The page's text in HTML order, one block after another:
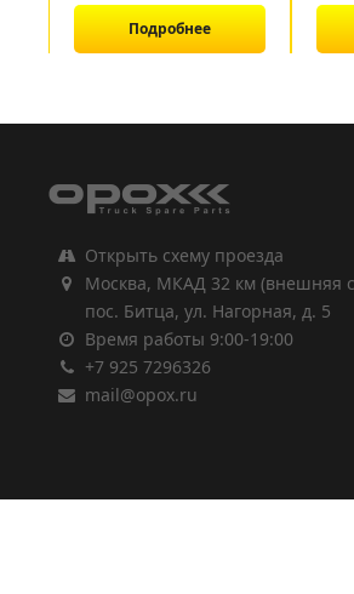
Подробнее
Открыть схему проезда
Москва, МКАД 32 км (внешняя
пос. Битца, ул. Нагорная, д. 5
Время работы 9:00-19:00
+7 925 7296326
mail@opox.ru